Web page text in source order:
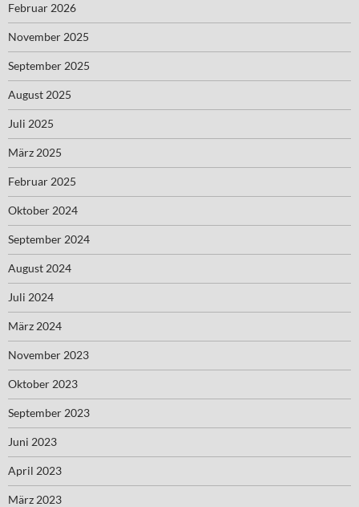
Februar 2026
November 2025
September 2025
August 2025
Juli 2025
März 2025
Februar 2025
Oktober 2024
September 2024
August 2024
Juli 2024
März 2024
November 2023
Oktober 2023
September 2023
Juni 2023
April 2023
März 2023